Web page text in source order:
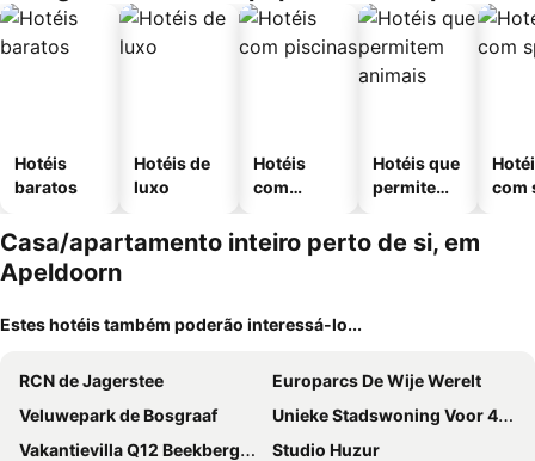
Hotéis
baratos
Hotéis de
luxo
Hotéis
com
Hotéis que
permitem
com
Casa/apartamento inteiro perto de si, em
Apeldoorn
Estes hotéis também poderão interessá-lo...
RCN de Jagerstee
Europarcs De Wije Werelt
Veluwepark de Bosgraaf
Unieke Stadswoning Voor 4 Personen Met Finse Sauna
Vakantievilla Q12 Beekbergen De Veluwe
Studio Huzur